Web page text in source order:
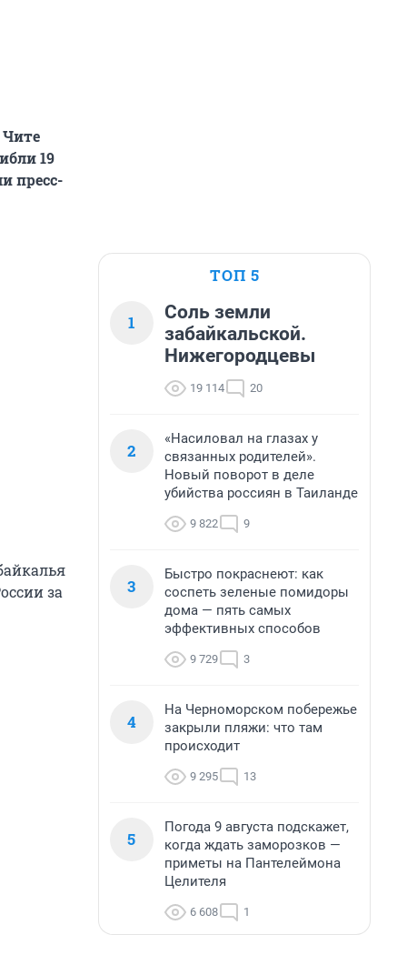
Чите
19
пресс-
за
ТОП 5
1
Соль земли
забайкальской.
Нижегородцевы
19 114 20
2
«Насиловал на глазах у
связанных родителей».
Новый поворот в деле
убийства россиян в Таиланде
9 822 9
3
Быстро покраснеют: как
соспеть зеленые помидоры
дома — пять самых
эффективных способов
9 729 3
4
На Черноморском побережье
закрыли пляжи: что там
происходит
9 295 13
5
Погода 9 августа подскажет,
когда ждать заморозков —
приметы на Пантелеймона
Целителя
6 608 1